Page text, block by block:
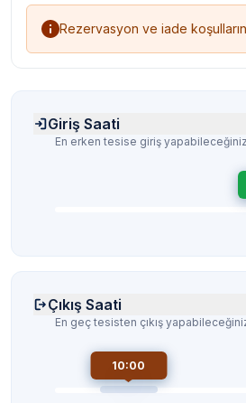
Rezervasyon ve iade
Giriş Saati
En erken tesise giriş
Çıkış Saati
En geç tesisten çıkış
10:00